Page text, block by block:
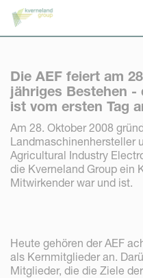
Die AEF feiert am
jähriges Bestehen -
ist vom ersten Tag
Am 28. Oktober 2008
Landmaschinenhersteller
Agricultural Industry
die Kverneland Group ein
Mitwirkender war und ist.
Heute gehören der AEF
als Kernmitglieder an.
Mitglieder, die die Ziele
Cookie-Einstellungen